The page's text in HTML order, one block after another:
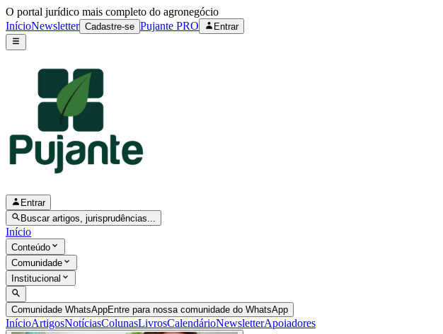
O portal jurídico mais completo do agronegócio
InícioNewsletter Cadastre-se Pujante PRO Entrar
Entrar
Buscar artigos, jurisprudências...
Início
Conteúdo
Comunidade
Institucional
Comunidade WhatsAppEntre para nossa comunidade do WhatsApp
InícioArtigosNotíciasColunasLivrosCalendárioNewsletterApoiadores